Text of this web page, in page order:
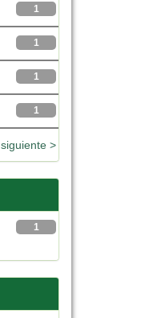
1
1
1
1
siguiente >
1